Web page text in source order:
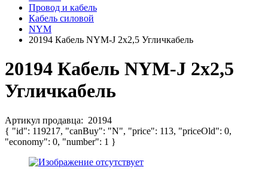
Провод и кабель
Кабель силовой
NYM
20194 Кабель NYM-J 2х2,5 Угличкабель
20194 Кабель NYM-J 2х2,5
Угличкабель
Артикул продавца: 20194
{ "id": 119217, "canBuy": "N", "price": 113, "priceOld": 0,
"economy": 0, "number": 1 }